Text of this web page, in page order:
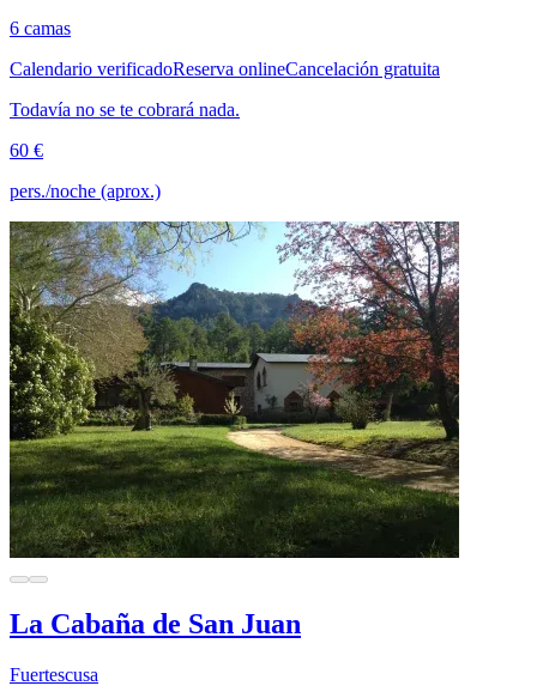
6 camas
Calendario verificadoReserva onlineCancelación gratuita
Todavía no se te cobrará nada.
60 €
pers./noche (aprox.)
La Cabaña de San Juan
Fuertescusa